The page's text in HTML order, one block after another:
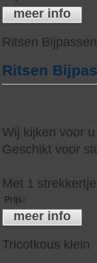
meer info
Ritsen
Ritsen
Wij kijken voor
Geschikt voor
Met 1
Prijs:
meer info
Tricotkous klein